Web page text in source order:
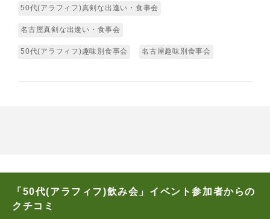
50代(アラフィフ)真剣な出逢い・食事会
名古屋真剣な出逢い・食事会
50代(アラフィフ)趣味別食事会 名古屋趣味別食事会
「50代(アラフィフ)飲み会」イベント参加者からの
クチコミ